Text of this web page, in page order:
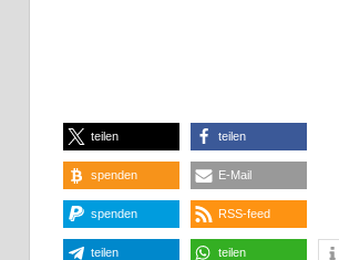
teilen teilen
spenden E-Mail
spenden RSS-feed
teilen teilen